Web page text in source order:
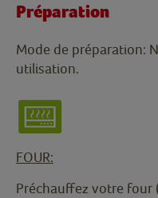
Préparation
Mode de préparation:
utilisation.
FOUR:
Préchauffez votre four